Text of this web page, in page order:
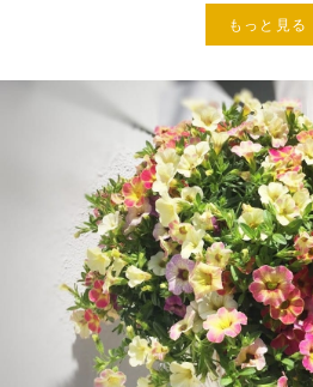
もっと見る